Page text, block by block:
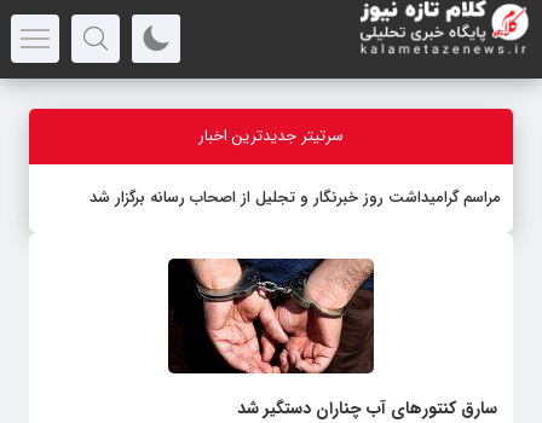
سرتیتر جدیدترین اخبار
مراسم گرامیداشت روز خبرنگار و تجلیل از اصحاب رسانه برگزار شد
سارق کنتورهای آب چناران دستگیر شد